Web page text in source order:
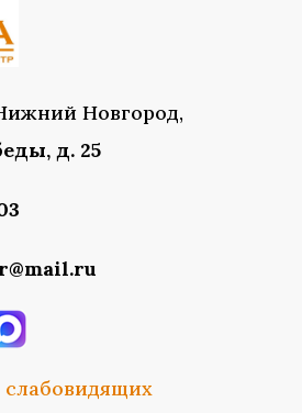
Новгород,
д. 25
слабовидящих